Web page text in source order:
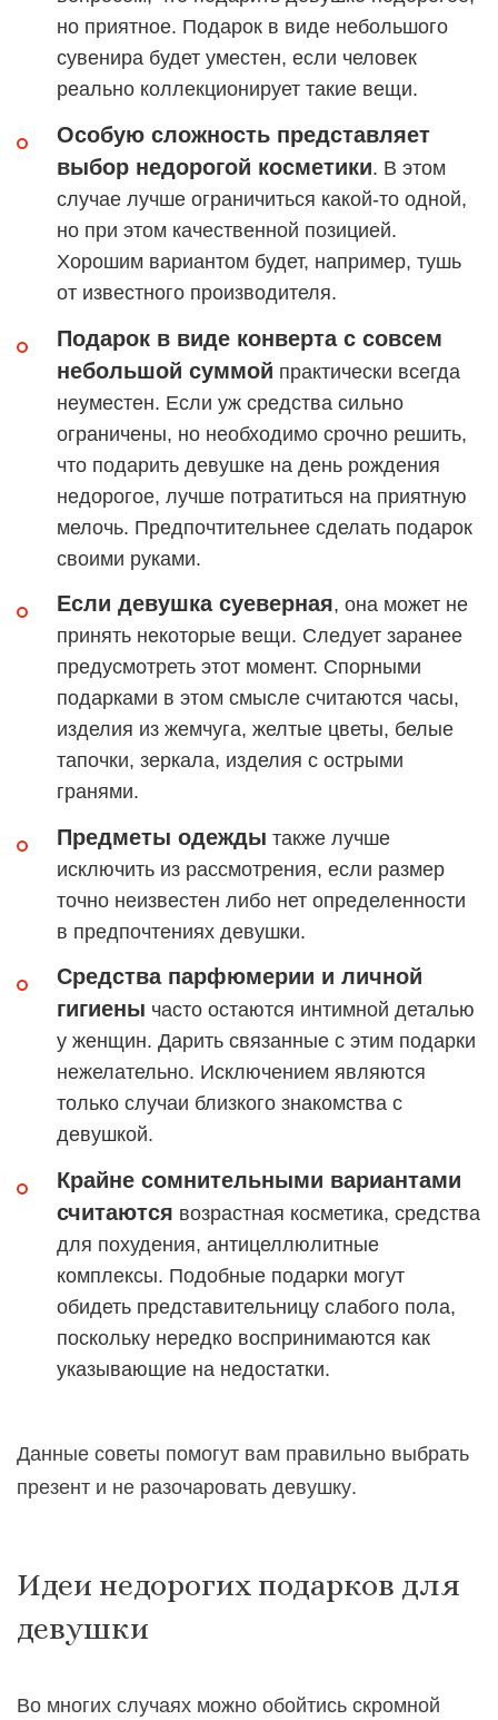
но приятное. Подарок в виде небольшого
сувенира будет уместен, если человек
реально коллекционирует такие вещи.
Особую сложность представляет
выбор недорогой косметики. В этом
случае лучше ограничиться какой-то одной,
но при этом качественной позицией.
Хорошим вариантом будет, например, тушь
от известного производителя.
Подарок в виде конверта с совсем
небольшой суммой практически всегда
неуместен. Если уж средства сильно
ограничены, но необходимо срочно решить,
что подарить девушке на день рождения
недорогое, лучше потратиться на приятную
мелочь. Предпочтительнее сделать подарок
своими руками.
Если девушка суеверная, она может не
принять некоторые вещи. Следует заранее
предусмотреть этот момент. Спорными
подарками в этом смысле считаются часы,
изделия из жемчуга, желтые цветы, белые
тапочки, зеркала, изделия с острыми
гранями.
Предметы одежды также лучше
исключить из рассмотрения, если размер
точно неизвестен либо нет определенности
в предпочтениях девушки.
Средства парфюмерии и личной
гигиены часто остаются интимной деталью
у женщин. Дарить связанные с этим подарки
нежелательно. Исключением являются
только случаи близкого знакомства с
девушкой.
Крайне сомнительными вариантами
считаются возрастная косметика, средства
для похудения, антицеллюлитные
комплексы. Подобные подарки могут
обидеть представительницу слабого пола,
поскольку нередко воспринимаются как
указывающие на недостатки.
Данные советы помогут вам правильно выбрать
презент и не разочаровать девушку.
Идеи недорогих подарков для
девушки
Во многих случаях можно обойтись скромной